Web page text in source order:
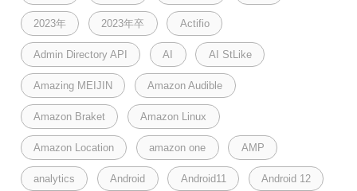
2023年 2023年卒 Actifio
Admin Directory API AI AI StLike
Amazing MEIJIN Amazon Audible
Amazon Braket Amazon Linux
Amazon Location amazon one AMP
analytics Android Android11 Android 12